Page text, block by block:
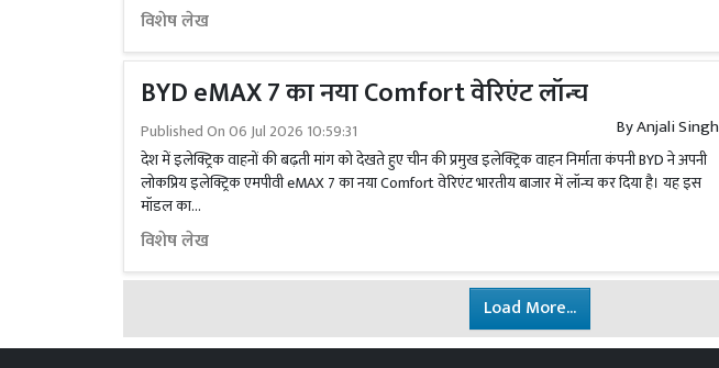
विशेष लेख
BYD eMAX 7 का नया Comfort वेरिएंट लॉन्च
Published On06 Jul 2026 10:59:31 ByAnjali Singh
देश में इलेक्ट्रिक वाहनों की बढ़ती मांग को देखते हुए चीन की प्रमुख इलेक्ट्रिक वाहन निर्माता कंपनी BYD ने अपनी
लोकप्रिय इलेक्ट्रिक एमपीवी eMAX 7 का नया Comfort वेरिएंट भारतीय बाजार में लॉन्च कर दिया है। यह इस
मॉडल का...
विशेष लेख
Load More...